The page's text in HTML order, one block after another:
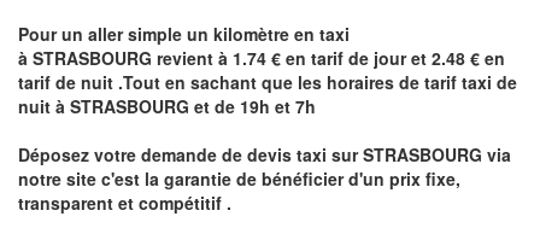
Pour un aller simple un kilomètre en taxi
à STRASBOURG revient à 1.74 € en tarif de jour et 2.48 € en
tarif de nuit .Tout en sachant que les horaires de tarif taxi de
nuit à STRASBOURG et de 19h et 7h
Déposez votre demande de devis taxi surSTRASBOURG via
notre site c'est la garantie de bénéficier d'un prix fixe,
transparent et compétitif .